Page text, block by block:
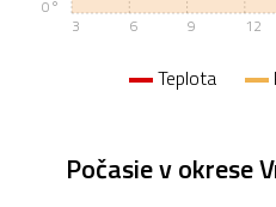
3 6 9 12
0°
Teplota
Počasie v okrese